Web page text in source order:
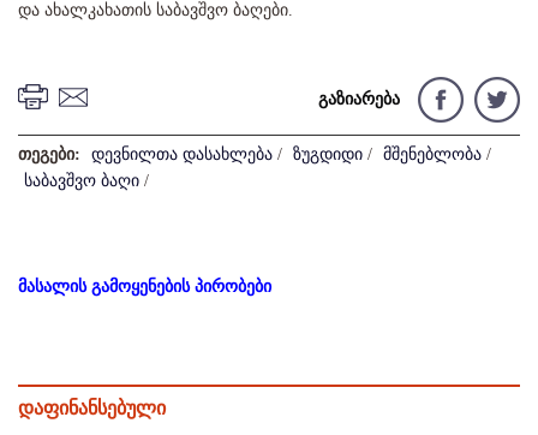
და ახალკახათის საბავშვო ბაღები.
გაზიარება
თეგები: დევნილთა დასახლება / ზუგდიდი / მშენებლობა /
საბავშვო ბაღი /
მასალის გამოყენების პირობები
დაფინანსებული